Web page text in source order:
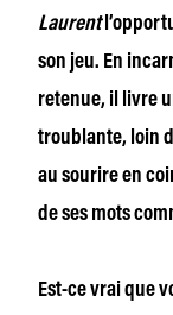
Laurent
son jeu. En
retenue, il livre
troublante, loin
au sourire en
de ses mots
Est-ce vrai que